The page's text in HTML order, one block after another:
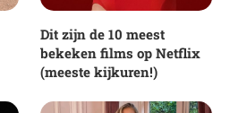
Dit zijn de 10 meest
bekeken films op Netflix
(meeste kijkuren!)